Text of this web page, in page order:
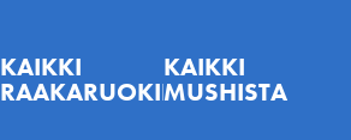
KAIKKI
RAAKARUOKINNASTA
KAIKKI
MUSHISTA